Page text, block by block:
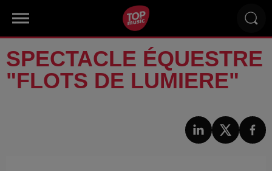
SPECTACLE ÉQUESTRE
"FLOTS DE LUMIERE"